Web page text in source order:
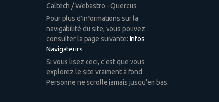
Caltech / Webastro - Quercus
Pour plus d'informations sur la
navigabilité du site, vous pouvez
consulter la page suivante: Infos
Navigateurs.
Si vous lisez ceci, c'est que vous
explorez le site vraiment à fond.
Personne ne scrolle jamais jusqu'en bas.